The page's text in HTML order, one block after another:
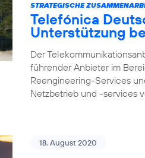
STRATEGISCHE
Telefónica
Unterstützung
Der
führender Anbieter im
Reengineering-Services
Netzbetrieb und -services
18. August 2020